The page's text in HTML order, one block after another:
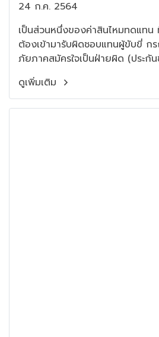
24 ก.ค. 2564
เป็นส่วนหนึ่งของค่าสินไหมทดแทน
ต้องเข้ามารับผิดชอบแทนผู้ขับขี่ ก
ภัยภาคสมัครใจเป็นฝ่ายผิด (ประกั
ดูเพิ่มเติม